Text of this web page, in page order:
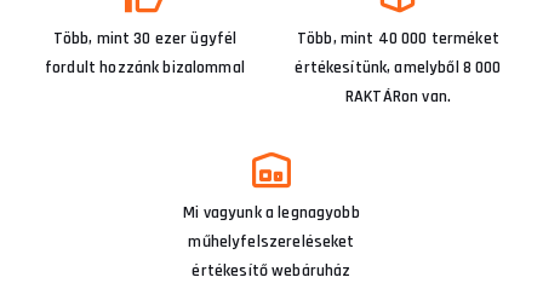
Több, mint 30 ezer ügyfél
fordult hozzánk bizalommal
Több, mint 40 000 terméket
értékesítünk, amelyből 8 000
RAKTÁRon van.
Mi vagyunk a legnagyobb
műhelyfelszereléseket
értékesítő webáruház